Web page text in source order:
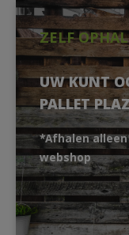
ZELF
UW KUNT
PALLET
*Afhalen
webshop